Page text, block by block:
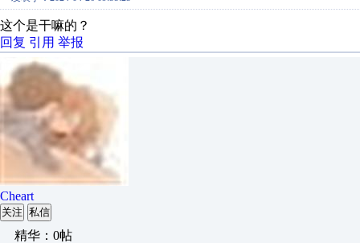
这个是干嘛的？
回复 引用 举报
Cheart
关注 私信
精华：0帖